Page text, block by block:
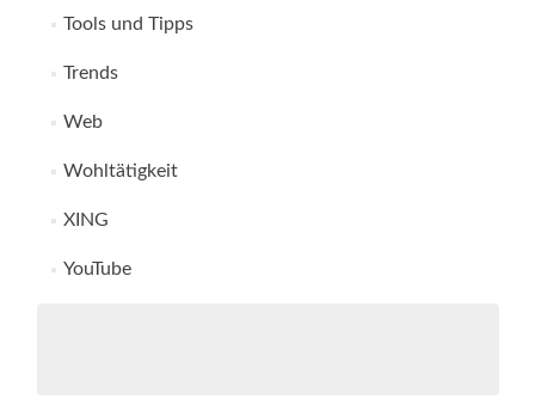
Tools und Tipps
Trends
Web
Wohltätigkeit
XING
YouTube